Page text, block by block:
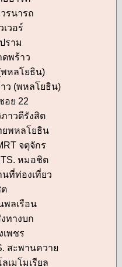
รนารถ
เวอร์
ราม
พร้าว
พหลโยธิน)
ว (พหลโยธิน)
อย 22
าวดีรังสิต
ยพหลโยธิน
จตุจักร
หมอชิต
ที่ท่องเที่ยว
พลเรือน
ทางบก
เพชร
สะพานควาย
เมโมเรียล